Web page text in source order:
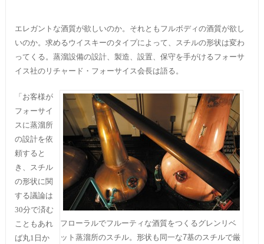
エレガントな酒質が欲しいのか。それともフルボディの酒質が欲し
いのか。求めるウイスキーのタイプによって、スチルの形状は変わ
ってくる。蒸溜設備の設計、製造、設置、保守を手がけるフォーサ
イス社のリチャード・フォーサイス会長は語る。
フローラルでフルーティな酒質をつくるグレンリベ
ット蒸溜所のスチル。形状も同一な7基のスチルで厳
「お客様が
フォーサイ
スに蒸溜所
の設計を依
頼すると
き、スチル
の形状に関
する議論は
30分で済む
こともあれ
ば丸1日か